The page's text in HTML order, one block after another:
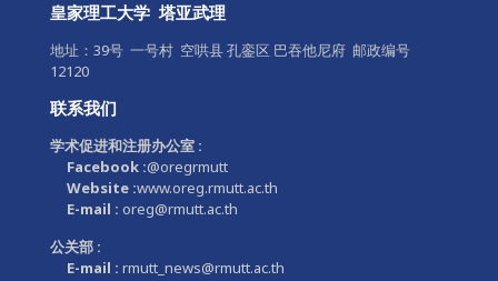
皇家理工大学 塔亚武理
地址：39号 一号村 空哄县 孔銮区 巴吞他尼府 邮政编号
12120
联系我们
学术促进和注册办公室 :
Facebook :@oregrmutt
Website :www.oreg.rmutt.ac.th
E-mail : oreg@rmutt.ac.th
公关部 :
E-mail : rmutt_news@rmutt.ac.th